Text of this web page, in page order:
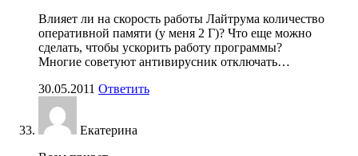
Влияет ли на скорость работы Лайтрума количество
оперативной памяти (у меня 2 Г)? Что еще можно
сделать, чтобы ускорить работу программы?
Многие советуют антивирусник отключать…
30.05.2011 Ответить
Екатерина